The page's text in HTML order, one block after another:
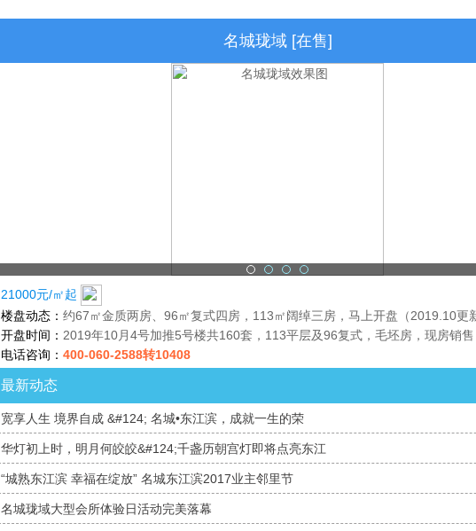
名城珑域 [在售]
21000元/㎡起
楼盘动态： 约67㎡金质两房、96㎡复式四房，113㎡阔绰三房，马上开盘（2019.10更
开盘时间： 2019年10月4号加推5号楼共160套，113平层及96复式，毛坯房，现房销售
电话咨询： 400-060-2588转10408
最新动态
宽享人生 境界自成 &#124; 名城•东江滨，成就一生的荣
华灯初上时，明月何皎皎&#124;千盏历朝宫灯即将点亮东江
“城熟东江滨 幸福在绽放” 名城东江滨2017业主邻里节
名城珑域大型会所体验日活动完美落幕